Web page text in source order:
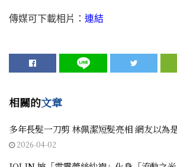
傳媒可下載相片： 連結
相關的文章
多年長髮一刀剪 林佩潔短髮亮相 網友以為
2026-04-02